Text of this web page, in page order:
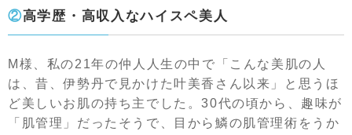
②高学歴・高収入なハイスペ美人
M様、私の21年の仲人人生の中で「こんな美肌の人
は、昔、伊勢丹で見かけた叶美香さん以来」と思うほ
ど美しいお肌の持ち主でした。30代の頃から、趣味が
「肌管理」だったそうで、目から鱗の肌管理術をうか